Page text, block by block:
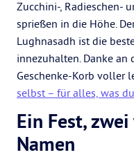
Zucchini-, Radieschen-
sprießen in die Höhe.
Lughnasadh ist die
innezuhalten. Danke an
Geschenke-Korb voller
selbst – für alles, was
Ein Fest,
Namen